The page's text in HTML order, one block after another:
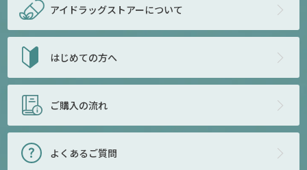
アイドラッグストアーについて
はじめての方へ
ご購入の流れ
よくあるご質問